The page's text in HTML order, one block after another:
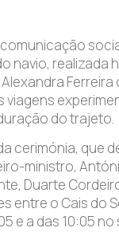
navio, realizada
Ferreira
viagens
do trajeto.
cerimónia, que
ministro,
Duarte
entre o Cais do
e a das 10:05